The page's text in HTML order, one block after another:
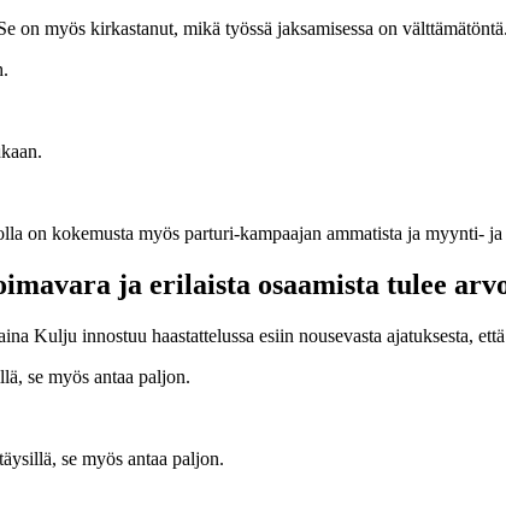
on myös kirkastanut, mikä työssä jaksamisessa on välttämätöntä.
on kokemusta myös parturi-kampaajan ammatista ja myynti-
ja erilaista osaamista tulee
Kulju innostuu haastattelussa esiin nousevasta ajatuksesta,
se myös antaa paljon.
se myös antaa paljon.